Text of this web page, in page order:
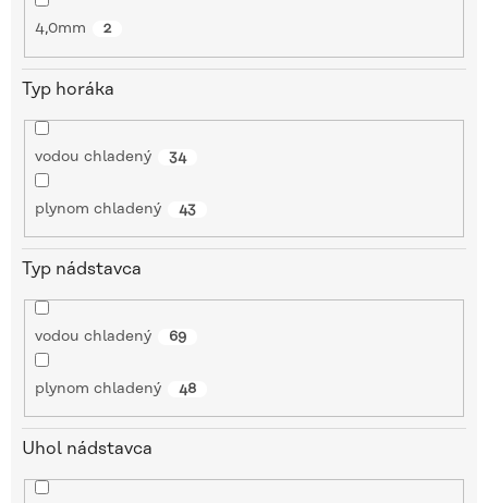
4,0mm 2
Typ horáka
vodou chladený 34
plynom chladený 43
Typ nádstavca
vodou chladený 69
plynom chladený 48
Uhol nádstavca